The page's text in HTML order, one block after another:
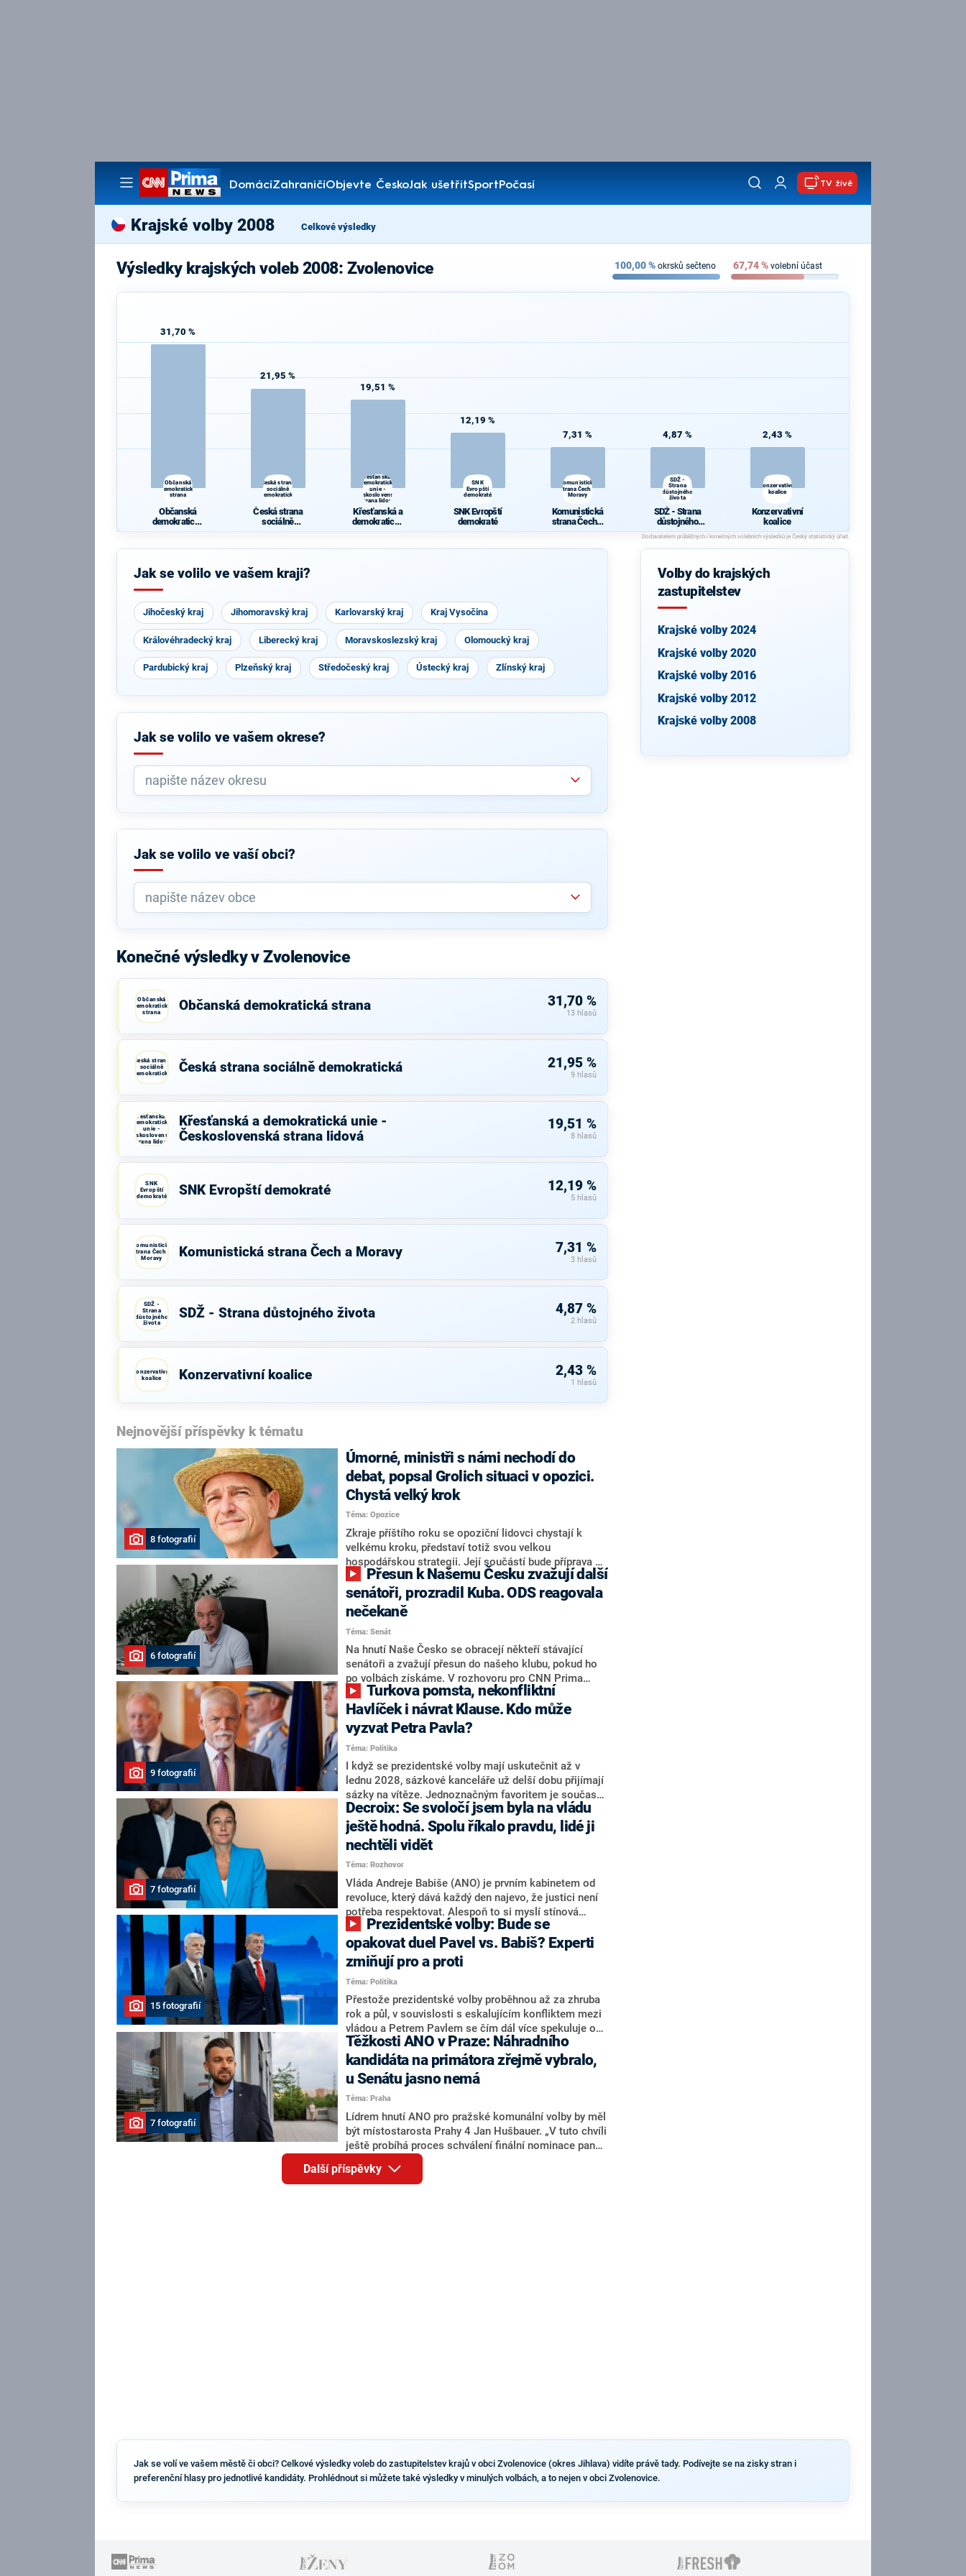
DomácíZahraničíObjevte ČeskoJak ušetřitSportPočasí
Pořady
TV živě
Krajské volby 2008 Celkové výsledky
Výsledky krajských voleb 2008: Zvolenovice 100,00% okrsků sečteno 67,74% volební účast
31,70 %
Občanská
demokratická
strana
Občanská
demokratická
21,95 %
Česká strana
sociálně
demokratická
Česká strana
sociálně
19,51 %
Křesťanská a
demokratická
unie -
Československá
strana lidová
Křesťanská a
demokratická
ká strana
12,19 %
SNK
Evropští
demokraté
SNK Evropští
demokraté
7,31 %
Komunistická
strana Čech a
Moravy
Komunistická
strana Čech a
Moravy
4,87 %
SDŽ -
Strana
důstojného
života
SDŽ - Strana
důstojného
života
2,43 %
Konzervativní
koalice
Konzervativní
koalice
Jak se volilo ve vašem kraji?
Jihočeský kraj Jihomoravský kraj Karlovarský kraj Kraj Vysočina
Královéhradecký kraj Liberecký kraj Moravskoslezský kraj Olomoucký kraj
Pardubický kraj Plzeňský kraj Středočeský kraj Ústecký kraj Zlínský kraj
Jak se volilo ve vašem okrese?
Jak se volilo ve vaší obci?
Konečné výsledky v Zvolenovice
Občanská
demokratická
strana
Občanská demokratická strana 31,70 %
13 hlasů
Česká strana
sociálně
demokratická
Česká strana sociálně demokratická 21,95 %
9 hlasů
Křesťanská a
demokratická
unie -
Československá
strana lidová
Křesťanská a demokratická unie -
Československá strana lidová
19,51 %
8 hlasů
SNK
Evropští
demokraté
SNK Evropští demokraté 12,19 %
5 hlasů
Komunistická
strana Čech a
Moravy
Komunistická strana Čech a Moravy 7,31 %
3 hlasů
SDŽ -
Strana
důstojného
života
SDŽ - Strana důstojného života 4,87 %
2 hlasů
Konzervativní
koalice
Konzervativní koalice 2,43 %
1 hlasů
Nejnovější příspěvky k tématu
8 fotografií
Úmorné, ministři s námi nechodí do
debat, popsal Grolich situaci v opozici.
Chystá velký krok
Téma: Opozice
Zkraje příštího roku se opoziční lidovci chystají k
velkému kroku, představí totiž svou velkou
hospodářskou strategii. Její součástí bude příprava na
stárnutí populace, řekl ve středu na setkání s novináři
nový předseda lidovců Jan Grolich. Ten zároveň v
senátních volbách kandiduje ve Vyškově. Popsal i
aktivitu opozice, o níž vládní strany nebo političtí
komentátoři mluví jako o slabé a v defenzivě. „Je to
úmorná práce upozorňovat na chyby vlády. Ministři s
námi navíc nechodí do debat. Chceme ale ukazovat
svoje témata,“ odpověděl Grolich na dotaz CNN Prima
NEWS.
6 fotografií
senátoři, prozradil Kuba. ODS reagovala
nečekaně
Téma: Senát
Na hnutí Naše Česko se obracejí někteří stávající
senátoři a zvažují přesun do našeho klubu, pokud ho
po volbách získáme. V rozhovoru pro CNN Prima
NEWS to řekl zakladatel hnutí a jihočeský hejtman
Martin Kuba. Konkrétní nebyl, ale získat by takto mohl
například senátora Zdeňka Hrabu, který je dnes
součástí klubu ODS a TOP 09. Hraba to na dotaz
redakce nevyloučil. Předseda klubu senátorů ODS
Zdeněk Nytra redakci řekl, že počítá s odchodem
některých senátorů z klubu a že Naše Česko není
nepřítel, ale soupeř.
9 fotografií
Havlíček i návrat Klause. Kdo může
vyzvat Petra Pavla?
Téma: Politika
I když se prezidentské volby mají uskutečnit až v
lednu 2028, sázkové kanceláře už delší dobu přijímají
sázky na vítěze. Jednoznačným favoritem je současná
hlava státu Petr Pavel. Daleko za ním pak bookmakeři
zmiňují dva výrazné politiky ANO, tedy premiéra
Andreje Babiše a ministra průmyslu Karla Havlíčka.
Oblíbeným tipem samotných sázkařů je poslanec za
Motoristy Filip Turek. Politolog Jan Kubáček nicméně
o případné kandidatuře kohokoliv ze zmíněné trojice
značně pochybuje. Podle něj současná koalice dosud
nemá osobu, která by Pavlovi mohla konkurovat.
7 fotografií
Decroix: Se svoločí jsem byla na vládu
ještě hodná. Spolu říkalo pravdu, lidé ji
nechtěli vidět
Téma: Rozhovor
Vláda Andreje Babiše (ANO) je prvním kabinetem od
revoluce, který dává každý den najevo, že justici není
potřeba respektovat. Alespoň to si myslí stínová
ministryně spravedlnosti ODS Eva Decroix. V
rozhovoru pro CNN Prima NEWS si nebrala servítky
ohledně politického výkonu svého nástupce Jeronýma
Tejce (za ANO) či vládní zmocněnkyně pro lidská
práva Taťány Malé (ANO). Označením „svoloč“ na
adresu vlády prý byla ještě hodná. Decroix se také
vrátila k volební porážce koalice Spolu či promluvila o
hnutí Naše Česko Martina Kuby.
15 fotografií
opakovat duel Pavel vs. Babiš? Experti
zmiňují pro a proti
Téma: Politika
Přestože prezidentské volby proběhnou až za zhruba
rok a půl, v souvislosti s eskalujícím konfliktem mezi
vládou a Petrem Pavlem se čím dál více spekuluje o
tom, koho by do bitvy o Hrad mohla vyslat současná
koalice. Někteří političtí komentátoři znovu vytahují
jméno premiéra Andreje Babiše (ANO). Jak moc je
pravděpodobné, že se v prezidentských volbách 2028
bude znovu opakovat souboj z roku 2023?
7 fotografií
Těžkosti ANO v Praze: Náhradního
kandidáta na primátora zřejmě vybralo,
u Senátu jasno nemá
Téma: Praha
Lídrem hnutí ANO pro pražské komunální volby by měl
být místostarosta Prahy 4 Jan Hušbauer. „V tuto chvíli
ještě probíhá proces schválení finální nominace pana
Jana Hušbauera Výborem hnutí ANO,“ uvedl pro
redakci místopředseda pražského ANO Martin
Benkovič. O Hušbauerovi se spekulovalo jako o
Další příspěvky
Volby do krajských
zastupitelstev
Krajské volby 2024
Krajské volby 2020
Krajské volby 2016
Krajské volby 2012
Krajské volby 2008
Jak se volí ve vašem městě či obci? Celkové výsledky voleb do zastupitelstev krajů v obci Zvolenovice (okres Jihlava) vidíte právě tady. Podívejte se na zisky stran i
preferenční hlasy pro jednotlivé kandidáty. Prohlédnout si můžete také výsledky v minulých volbách, a to nejen v obci Zvolenovice.